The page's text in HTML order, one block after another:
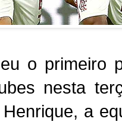
o primeiro
nesta
a